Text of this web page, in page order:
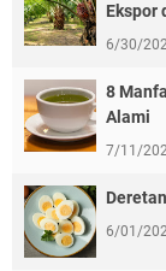
Ekspor
6/30/
8
Alami
7/11/
6/01/